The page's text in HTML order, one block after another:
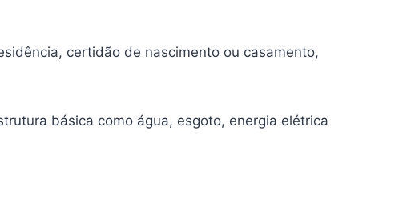
certidão de nascimento ou casamento,
básica como água, esgoto, energia elétrica